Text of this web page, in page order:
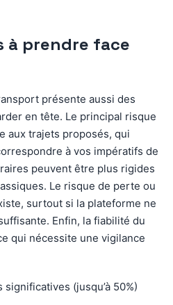
à prendre face
présente aussi des
en tête. Le principal risque
aux trajets proposés, qui
à vos impératifs de
peuvent être plus rigides
Le risque de perte ou
surtout si la plateforme ne
Enfin, la fiabilité du
qui nécessite une vigilance
(jusqu’à 50%)